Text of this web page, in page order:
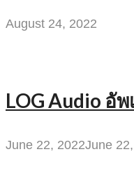
August 24, 2022
LOG Audio อั
June 22, 2022June